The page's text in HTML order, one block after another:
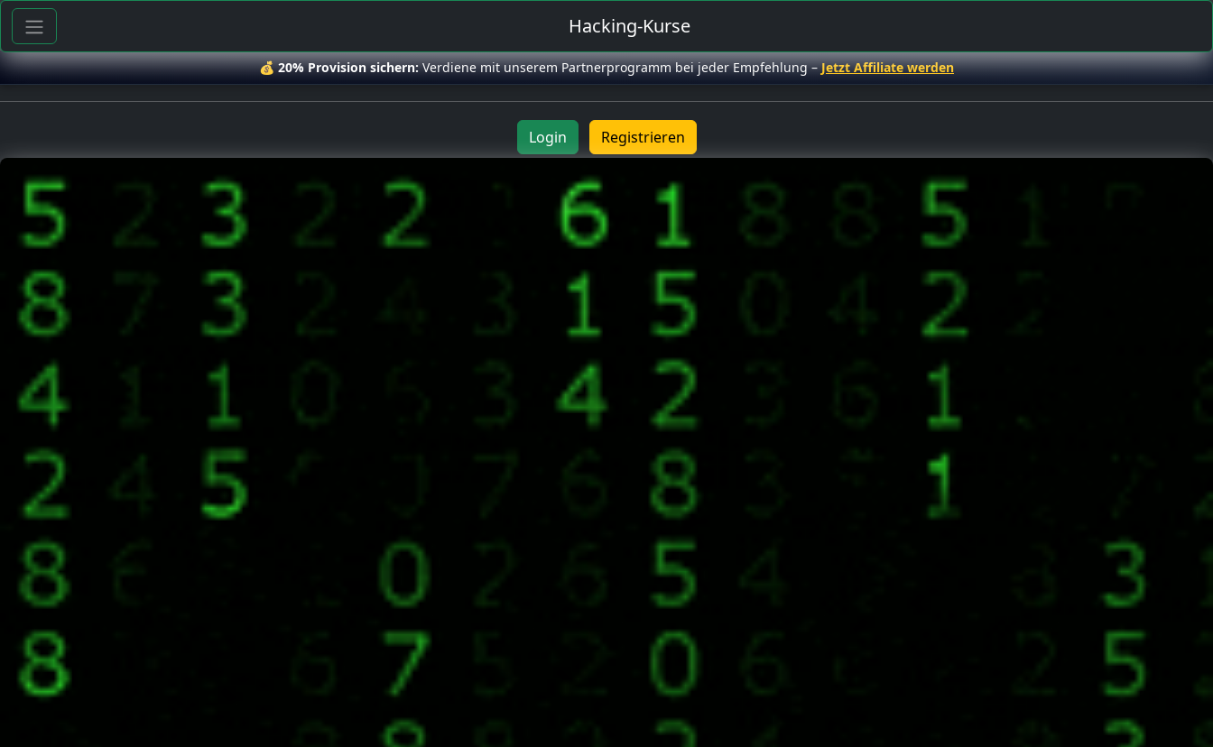
Hacking-Kurse
💰20% Provision sichern:Verdiene mit unserem Partnerprogramm bei jeder Empfehlung –Jetzt Affiliate werden
Login Registrieren